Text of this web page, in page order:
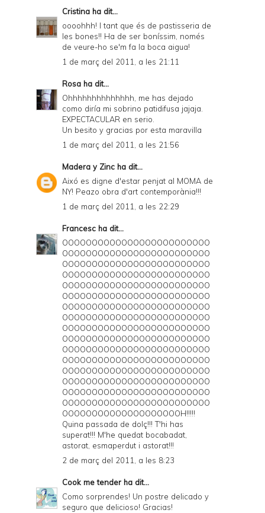
Cristina ha dit...
oooohhh! I tant que és de pastisseria de
les bones!! Ha de ser boníssim, només
de veure-ho se'm fa la boca aigua!
1 de març del 2011, a les 21:11
Rosa ha dit...
Ohhhhhhhhhhhhhh, me has dejado
como diría mi sobrino patidifusa jajaja.
EXPECTACULAR en serio.
Un besito y gracias por esta maravilla
1 de març del 2011, a les 21:56
Madera y Zinc ha dit...
Aixó es digne d'estar penjat al MOMA de
NY! Peazo obra d'art contemporània!!!
1 de març del 2011, a les 22:29
Francesc ha dit...
OOOOOOOOOOOOOOOOOOOOOOOOO
OOOOOOOOOOOOOOOOOOOOOOOOO
OOOOOOOOOOOOOOOOOOOOOOOOO
OOOOOOOOOOOOOOOOOOOOOOOOO
OOOOOOOOOOOOOOOOOOOOOOOOO
OOOOOOOOOOOOOOOOOOOOOOOOO
OOOOOOOOOOOOOOOOOOOOOOOOO
OOOOOOOOOOOOOOOOOOOOOOOOO
OOOOOOOOOOOOOOOOOOOOOOOOO
OOOOOOOOOOOOOOOOOOOOOOOOO
OOOOOOOOOOOOOOOOOOOOOOOOO
OOOOOOOOOOOOOOOOOOOOOOOOO
OOOOOOOOOOOOOOOOOOOOOOOOO
OOOOOOOOOOOOOOOOOOOOOOOOO
OOOOOOOOOOOOOOOOOOOOOOOOO
OOOOOOOOOOOOOOOOOOOOOOOOO
OOOOOOOOOOOOOOOOOOOOH!!!!!
Quina passada de dolç!!! T'hi has
superat!!! M'he quedat bocabadat,
astorat, esmaperdut i astorat!!!
2 de març del 2011, a les 8:23
Cook me tender ha dit...
Como sorprendes! Un postre delicado y
seguro que delicioso! Gracias!